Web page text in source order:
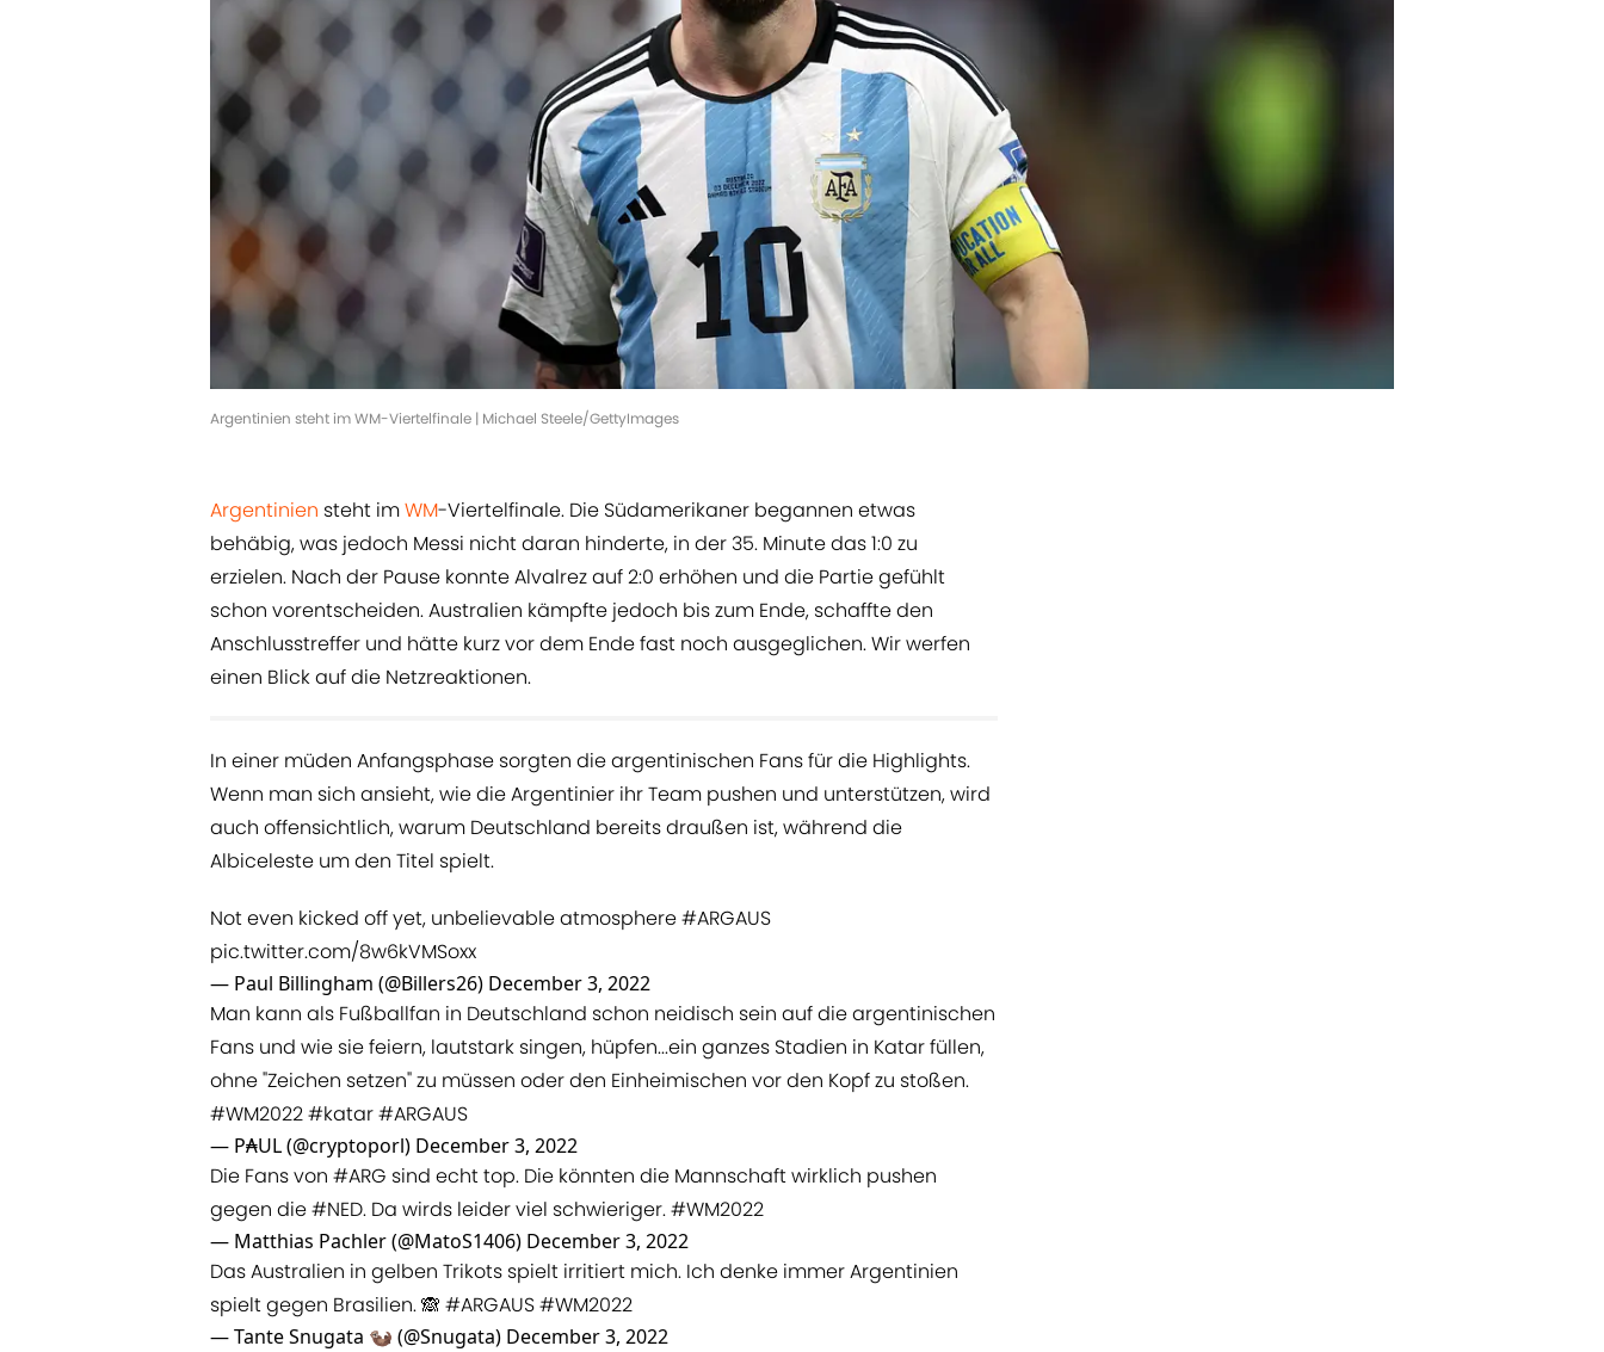
Argentinien steht im WM-Viertelfinale | Michael Steele/GettyImages
Argentinien steht imWM-Viertelfinale. Die Südamerikaner begannen etwas
behäbig, was jedoch Messi nicht daran hinderte, in der 35. Minute das 1:0 zu
erzielen. Nach der Pause konnte Alvalrez auf 2:0 erhöhen und die Partie gefühlt
schon vorentscheiden. Australien kämpfte jedoch bis zum Ende, schaffte den
Anschlusstreffer und hätte kurz vor dem Ende fast noch ausgeglichen. Wir werfen
einen Blick auf die Netzreaktionen.
In einer müden Anfangsphase sorgten die argentinischen Fans für die Highlights.
Wenn man sich ansieht, wie die Argentinier ihr Team pushen und unterstützen, wird
auch offensichtlich, warum Deutschland bereits draußen ist, während die
Albiceleste um den Titel spielt.
Not even kicked off yet, unbelievable atmosphere#ARGAUS
pic.twitter.com/8w6kVMSoxx
— Paul Billingham (@Billers26) December 3, 2022
Man kann als Fußballfan in Deutschland schon neidisch sein auf die argentinischen
Fans und wie sie feiern, lautstark singen, hüpfen...ein ganzes Stadien in Katar füllen,
ohne "Zeichen setzen" zu müssen oder den Einheimischen vor den Kopf zu stoßen.
#WM2022#katar#ARGAUS
— P₳UL (@cryptoporl) December 3, 2022
Die Fans von #ARG sind echt top. Die könnten die Mannschaft wirklich pushen
gegen die#NED. Da wirds leider viel schwieriger.#WM2022
— Matthias Pachler (@MatoS1406) December 3, 2022
Das Australien in gelben Trikots spielt irritiert mich. Ich denke immer Argentinien
spielt gegen Brasilien. 🙈 #ARGAUS#WM2022
— Tante Snugata 🦦 (@Snugata) December 3, 2022